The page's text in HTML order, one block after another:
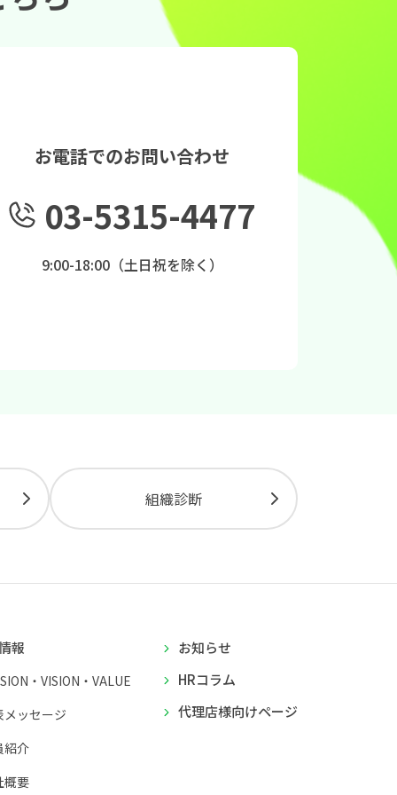
お電話でのお問い合わせ
03-5315-4477
9:00-18:00（土日祝を除く）
組織診断
報
・VISION・VALUE
メッセージ
紹介
概要
お知らせ
HRコラム
代理店様向けページ